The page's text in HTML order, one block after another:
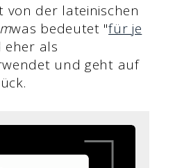
von der lateinischen
was bedeutet "für je
eher als
und geht auf